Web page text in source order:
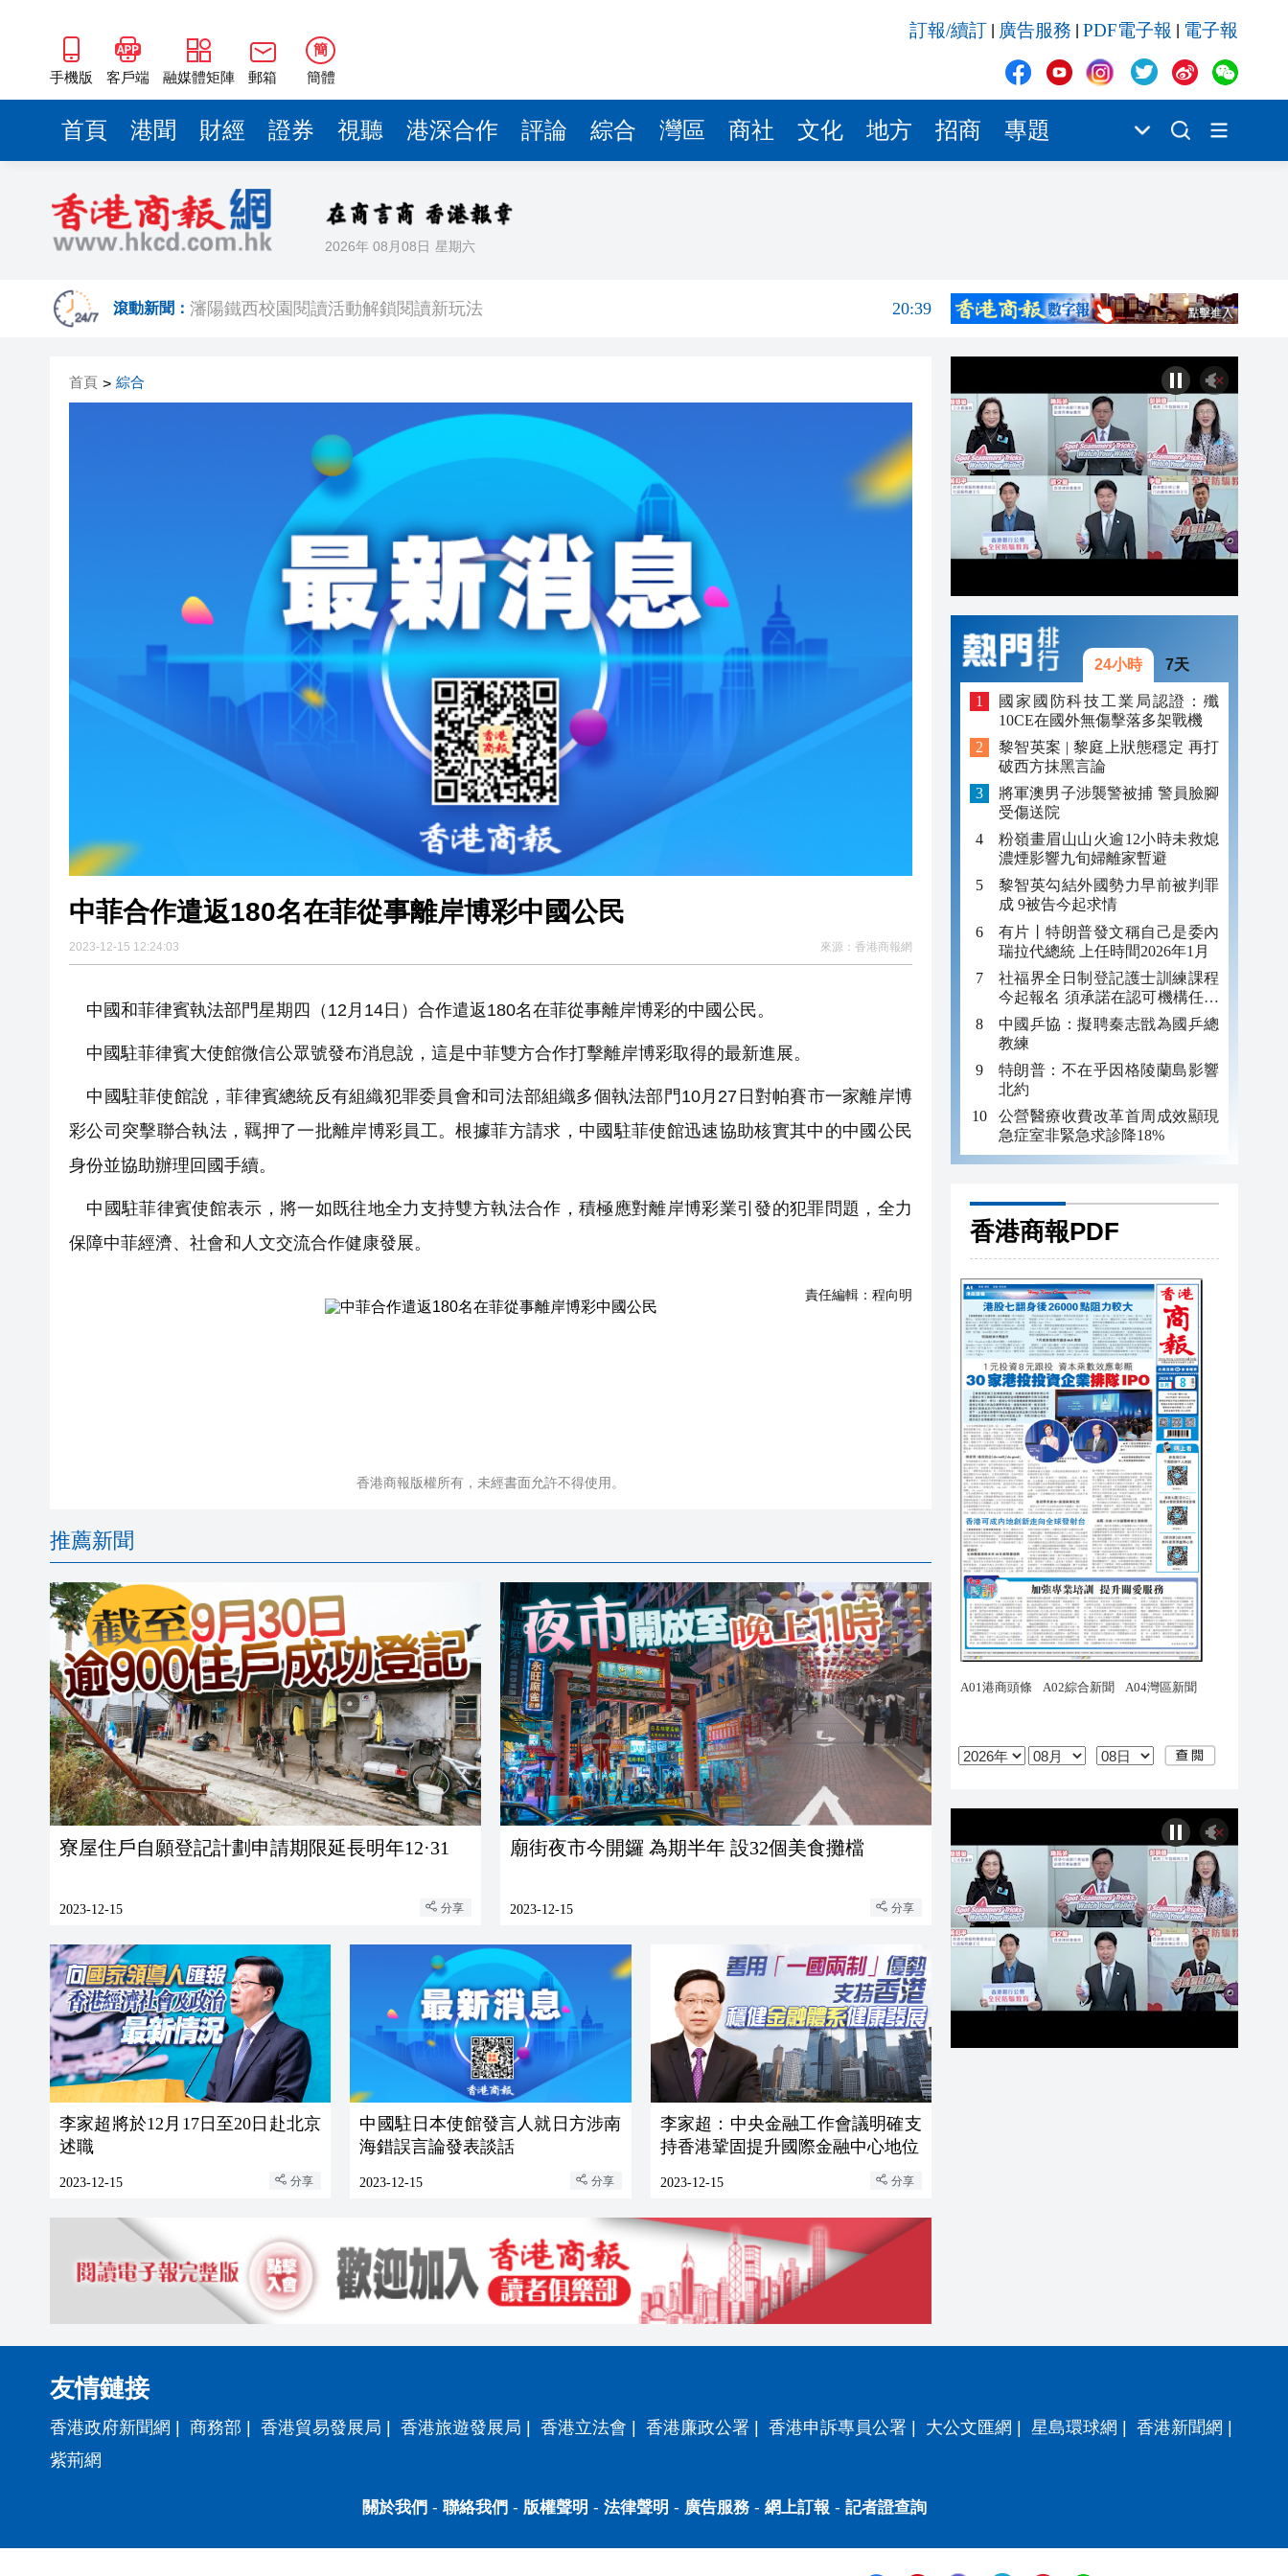
手機版 客戶端 融媒體矩陣 郵箱
簡
簡體
訂報/續訂 廣告服務 PDF電子報 電子報
首頁 港聞 財經 證券 視聽 港深合作 評論 綜合 灣區 商社 文化 地方 招商 專題
2026年 08月08日 星期六
滾動新聞：
黎智英案｜吳良好：依法公正處理黎智英求情 罪證如山豈能妄想輕判
21:08
騰出更多時間專注做好宏福苑火災獨立委員會工作 特首暫停3項公職委任
50餘位頂尖專家共話時代命題
20:55
梁振英率港區全國政協委員考察團來瓊考察
2025年海南儋州以舊換新帶動消費約18億元
瀋陽鐵西校園閱讀活動解鎖閱讀新玩法
20:39
50餘位頂尖專家共話時代命題
海南澄邁文儒煥新升級 五組數據見證文儒沉香從傳統邁向現代
20:42
梁振英率港區全國政協委員考察團來瓊考察
20:42
2025年海南儋州以舊換新帶動消費約18億元
山東26戶省屬國企去年合計營收2.58萬億 利潤總額近936億
瀋陽鐵西校園閱讀活動解鎖閱讀新玩法
首頁 > 綜合
中菲合作遣返180名在菲從事離岸博彩中國公民
2023-12-15 12:24:03 來源： 香港商報網
中國和菲律賓執法部門星期四（12月14日）合作遣返180名在菲從事離岸博彩的中國公民。
中國駐菲律賓大使館微信公眾號發布消息說，這是中菲雙方合作打擊離岸博彩取得的最新進展。
中國駐菲使館說，菲律賓總統反有組織犯罪委員會和司法部組織多個執法部門10月27日對帕賽市一家離岸博
彩公司突擊聯合執法，羈押了一批離岸博彩員工。根據菲方請求，中國駐菲使館迅速協助核實其中的中國公民
身份並協助辦理回國手續。
中國駐菲律賓使館表示，將一如既往地全力支持雙方執法合作，積極應對離岸博彩業引發的犯罪問題，全力
保障中菲經濟、社會和人文交流合作健康發展。
責任編輯： 程向明
香港商報版權所有，未經書面允許不得使用。
推薦新聞
寮屋住戶自願登記計劃申請期限延長明年12·31
2023-12-15 分享
廟街夜市今開鑼 為期半年 設32個美食攤檔
2023-12-15 分享
李家超將於12月17日至20日赴北京
述職
2023-12-15 分享
中國駐日本使館發言人就日方涉南
海錯誤言論發表談話
2023-12-15 分享
李家超：中央金融工作會議明確支
持香港鞏固提升國際金融中心地位
2023-12-15 分享
24小時 7天
國家國防科技工業局認證：殲
10CE在國外無傷擊落多架戰機
黎智英案 | 黎庭上狀態穩定 再打
破西方抹黑言論
將軍澳男子涉襲警被捕 警員臉腳
受傷送院
粉嶺畫眉山山火逾12小時未救熄
濃煙影響九旬婦離家暫避
黎智英勾結外國勢力早前被判罪
成 9被告今起求情
有片丨特朗普發文稱自己是委內
瑞拉代總統 上任時間2026年1月
社福界全日制登記護士訓練課程
今起報名 須承諾在認可機構任職
至少三年
中國乒協：擬聘秦志戩為國乒總
教練
特朗普：不在乎因格陵蘭島影響
北約
公營醫療收費改革首周成效顯現
急症室非緊急求診降18%
香港商報PDF
友情鏈接
香港政府新聞網 | 商務部 | 香港貿易發展局 | 香港旅遊發展局 | 香港立法會 | 香港廉政公署 | 香港申訴專員公署 | 大公文匯網 | 星島環球網 | 香港新聞網 |
紫荊網
關於我們 - 聯絡我們 - 版權聲明 - 法律聲明 - 廣告服務- 網上訂報 - 記者證查詢